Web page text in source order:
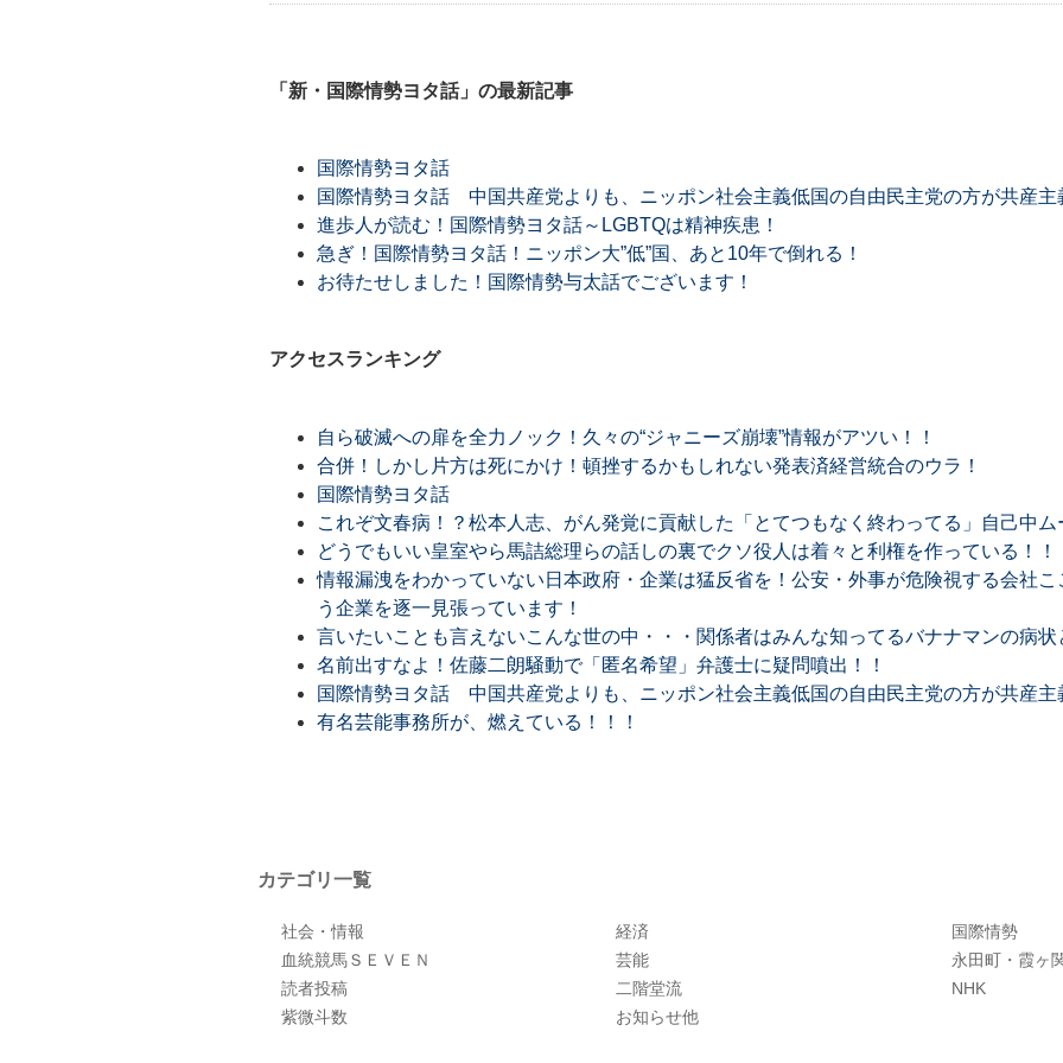
「新・国際情勢ヨタ話」の最新記事
国際情勢ヨタ話
国際情勢ヨタ話 中国共産党よりも、ニッポン社会主義低国の自由民主党の方が共産主
進歩人が読む！国際情勢ヨタ話～LGBTQは精神疾患！
急ぎ！国際情勢ヨタ話！ニッポン大”低”国、あと10年で倒れる！
お待たせしました！国際情勢与太話でございます！
アクセスランキング
自ら破滅への扉を全力ノック！久々の“ジャニーズ崩壊”情報がアツい！！
合併！しかし片方は死にかけ！頓挫するかもしれない発表済経営統合のウラ！
国際情勢ヨタ話
これぞ文春病！？松本人志、がん発覚に貢献した「とてつもなく終わってる」自己中ム
どうでもいい皇室やら馬詰総理らの話しの裏でクソ役人は着々と利権を作っている！！
情報漏洩をわかっていない日本政府・企業は猛反省を！公安・外事が危険視する会社
う企業を逐一見張っています！
言いたいことも言えないこんな世の中・・・関係者はみんな知ってるバナナマンの病状
名前出すなよ！佐藤二朗騒動で「匿名希望」弁護士に疑問噴出！！
国際情勢ヨタ話 中国共産党よりも、ニッポン社会主義低国の自由民主党の方が共産主
有名芸能事務所が、燃えている！！！
カテゴリ一覧
社会・情報 経済
国際情勢
血統競馬ＳＥＶＥＮ
芸能
永田町・霞ヶ
読者投稿
二階堂流
NHK
紫微斗数
お知らせ他